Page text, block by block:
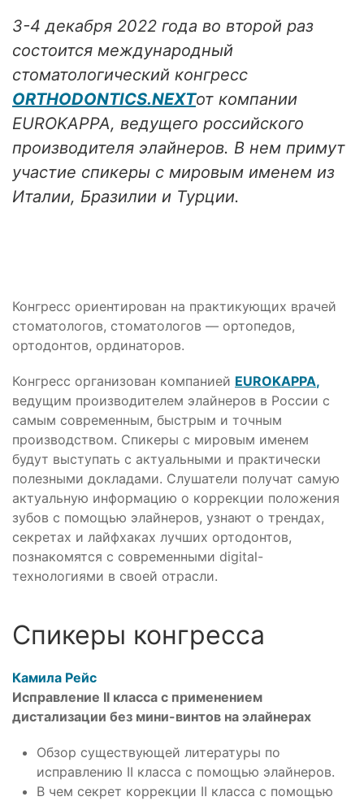
3-4 декабря 2022 года во второй раз
состоится международный
стоматологический конгресс
ORTHODONTICS.NEXTот компании
EUROKAPPA, ведущего российского
производителя элайнеров. В нем примут
участие спикеры с мировым именем из
Италии, Бразилии и Турции.
Конгресс ориентирован на практикующих врачей
стоматологов, стоматологов — ортопедов,
ортодонтов, ординаторов.
Конгресс организован компанией EUROKAPPA,
ведущим производителем элайнеров в России с
самым современным, быстрым и точным
производством. Спикеры с мировым именем
будут выступать с актуальными и практически
полезными докладами. Слушатели получат самую
актуальную информацию о коррекции положения
зубов с помощью элайнеров, узнают о трендах,
секретах и лайфхаках лучших ортодонтов,
познакомятся с современными digital-
технологиями в своей отрасли.
Спикеры конгресса
Камила Рейс
Исправление II класса с применением
дистализации без мини-винтов на элайнерах
Обзор существующей литературы по
исправлению II класса с помощью элайнеров.
В чем секрет коррекции II класса с помощью